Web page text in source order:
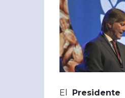
El Presidente